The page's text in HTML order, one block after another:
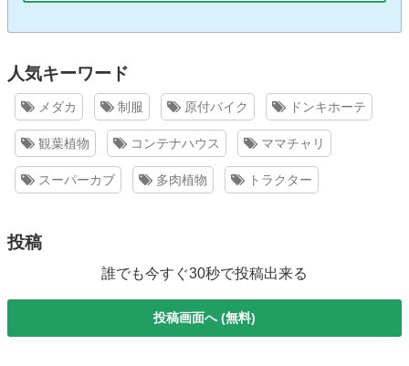
人気キーワード
メダカ 制服 原付バイク ドンキホーテ
観葉植物 コンテナハウス ママチャリ
スーパーカブ 多肉植物 トラクター
投稿
誰でも今すぐ30秒で投稿出来る
投稿画面へ (無料)